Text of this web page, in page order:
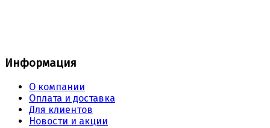
Информация
О компании
Оплата и доставка
Для клиентов
Новости и акции